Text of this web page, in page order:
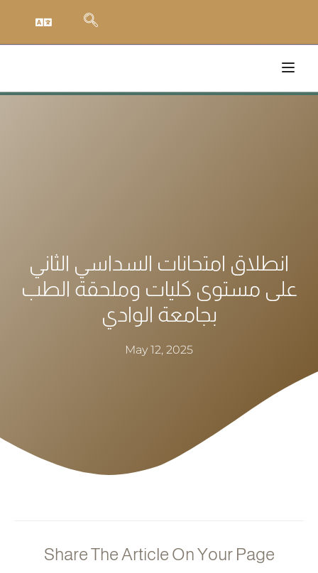
انطلاق امتحانات السداسي الثاني
على مستوى كليات وملحقة الطب
بجامعة الوادي
May 12, 2025
Share The Article On Your Page